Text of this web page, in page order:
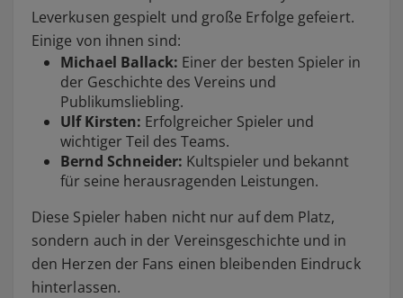
Leverkusen gespielt und große Erfolge gefeiert.
Einige von ihnen sind:
Michael Ballack: Einer der besten Spieler in
der Geschichte des Vereins und
Publikumsliebling.
Ulf Kirsten: Erfolgreicher Spieler und
wichtiger Teil des Teams.
Bernd Schneider: Kultspieler und bekannt
für seine herausragenden Leistungen.
Diese Spieler haben nicht nur auf dem Platz,
sondern auch in der Vereinsgeschichte und in
den Herzen der Fans einen bleibenden Eindruck
hinterlassen.